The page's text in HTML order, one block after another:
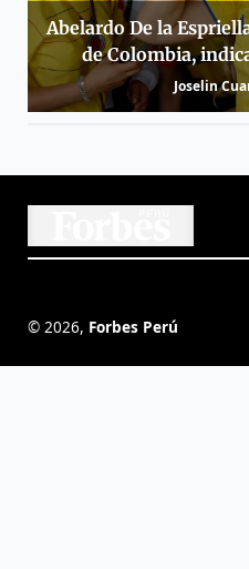
Abelardo De la
de Colombia,
Joselin
© 2026, Forbes Perú